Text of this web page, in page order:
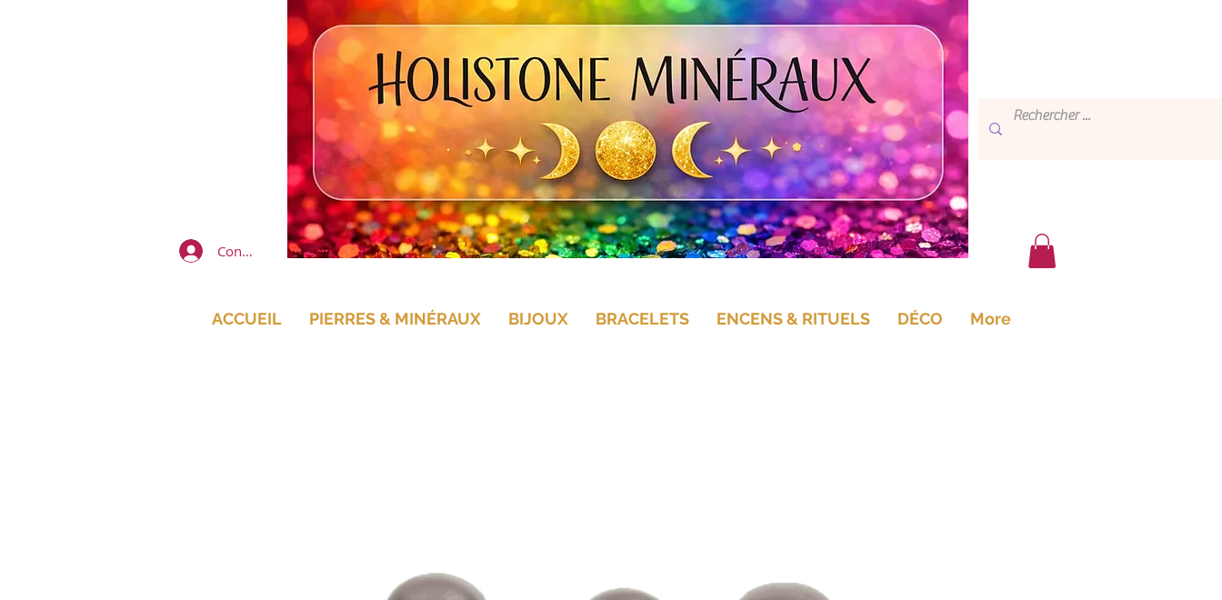
Connexion
ACCUEIL PIERRES & MINÉRAUX BIJOUX BRACELETS ENCENS & RITUELS DÉCO More